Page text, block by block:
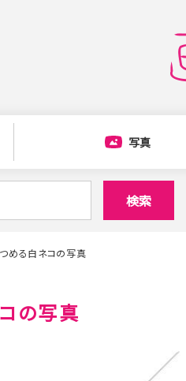
写真
検索
める白ネコの写真
の写真